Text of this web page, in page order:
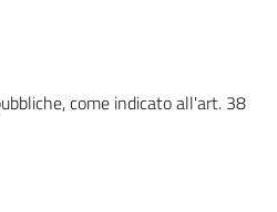
come indicato all'art. 38